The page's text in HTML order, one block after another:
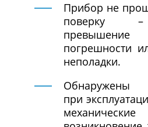
Прибор не
поверку
превышение
погрешности
неполадки.
Обнаружены
при